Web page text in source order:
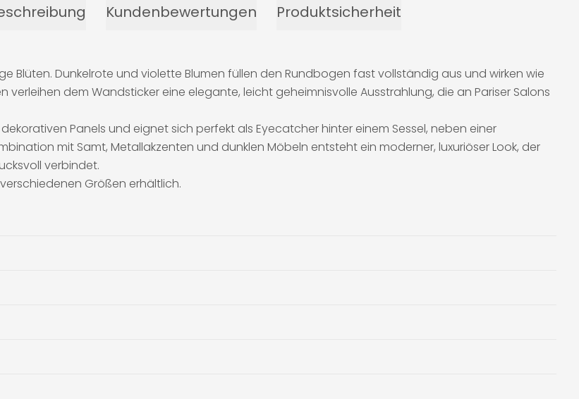
Kundenbewertungen Produktsicherheit
Blüten. Dunkelrote und violette Blumen füllen den Rundbogen fast vollständig aus und wirken wie
dem Wandsticker eine elegante, leicht geheimnisvolle Ausstrahlung, die an Pariser Salons
Panels und eignet sich perfekt als Eyecatcher hinter einem Sessel, neben einer
mit Samt, Metallakzenten und dunklen Möbeln entsteht ein moderner, luxuriöser Look, der
verbindet.
Größen erhältlich.